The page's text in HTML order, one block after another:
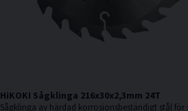
HiKOKI Sågklinga 216x30x2,3mm 24T